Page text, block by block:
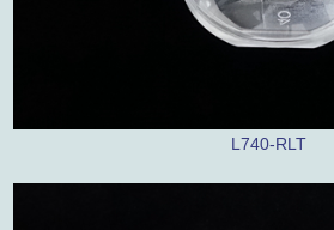
L740-RLT